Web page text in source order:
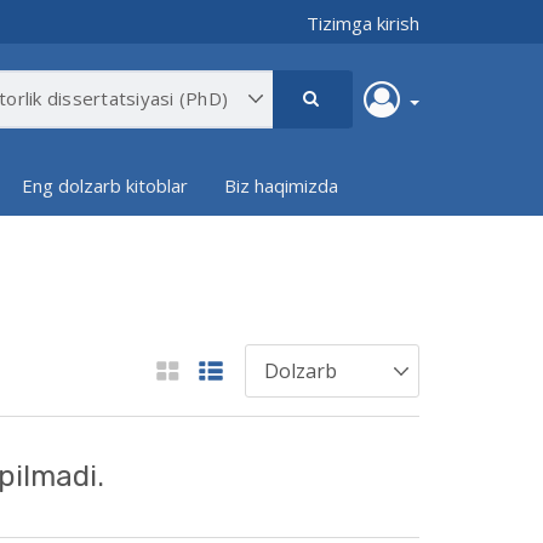
Tizimga kirish
Eng dolzarb kitoblar Biz haqimizda